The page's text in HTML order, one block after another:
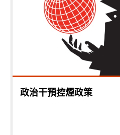
政治干預控煙政策